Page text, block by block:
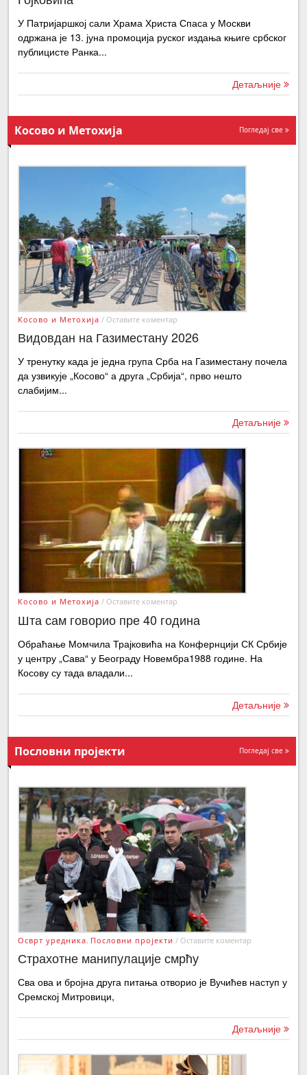
У Патријаршкој сали Храма Христа Спаса у Москви
одржана је 13. јуна промоција руског издања књиге србског
публицисте Ранка...
Детаљније
Косово и Метохија Погледај све
Косово и Метохија / Оставите коментар
Видовдан на Газиместану 2026
У тренутку када је једна група Срба на Газиместану почела
да узвикује „Косово“ а друга „Србија“, прво нешто
слабијим...
Детаљније
Косово и Метохија / Оставите коментар
Шта сам говорио пре 40 година
Обраћање Момчила Трајковића на Конфернцији СК Србије
у центру „Сава“ у Београду Новембра1988 године. На
Косову су тада владали...
Детаљније
Пословни пројекти Погледај све
Осврт уредника, Пословни пројекти / Оставите коментар
Страхотне манипулације смрћу
Сва ова и бројна друга питања отворио је Вучићев наступ у
Сремској Митровици,
Детаљније